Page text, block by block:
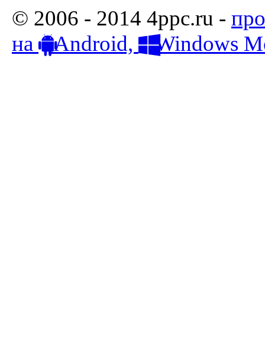
© 2006 - 2014 4ppc.ru -
на
Android, Windows